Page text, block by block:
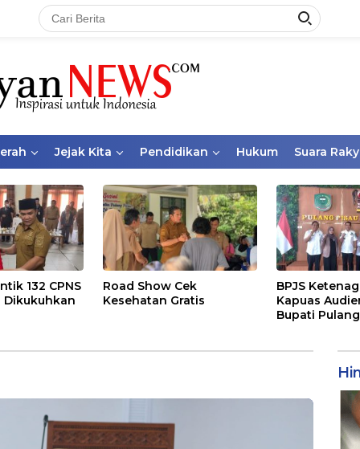
Jejak Kita Pendidikan Hukum Suara
132 CPNS
Dikukuhkan
Road Show Cek
Kesehatan Gratis
BPJS
Kapuas
Bupati